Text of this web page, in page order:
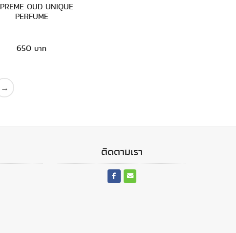
OUD UNIQUE
PERFUME
650
→
ติดตามเรา